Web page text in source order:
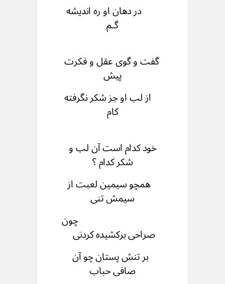
در دهان او ره اندیشه
گـم
گفت و گوی عقل و فکرت
پیش
از لب او جز شکر نگرفته
کام
خود کدام است آن لب و
شکر کدام ؟
همچو سیمین لعبت از
سیمش تنی
چون
صراحی برکشیده کردنی
بر تنش پستان چو آن
صافی حباب